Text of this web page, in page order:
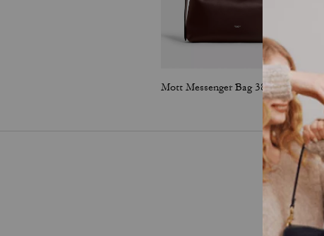
Mott Messenger Bag 38